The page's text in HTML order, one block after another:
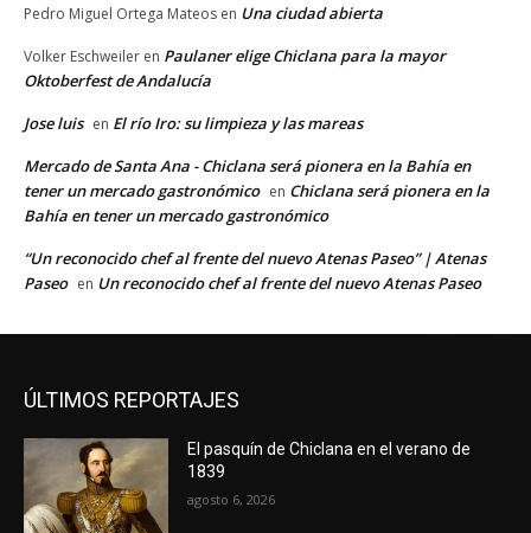
Pedro Miguel Ortega Mateos en Una ciudad abierta
Volker Eschweiler en Paulaner elige Chiclana para la mayor
Oktoberfest de Andalucía
Jose luis en El río Iro: su limpieza y las mareas
Mercado de Santa Ana - Chiclana será pionera en la Bahía en
tener un mercado gastronómico en Chiclana será pionera en la
Bahía en tener un mercado gastronómico
“Un reconocido chef al frente del nuevo Atenas Paseo” | Atenas
Paseo en Un reconocido chef al frente del nuevo Atenas Paseo
ÚLTIMOS REPORTAJES
El pasquín de Chiclana en el verano de
1839
agosto 6, 2026